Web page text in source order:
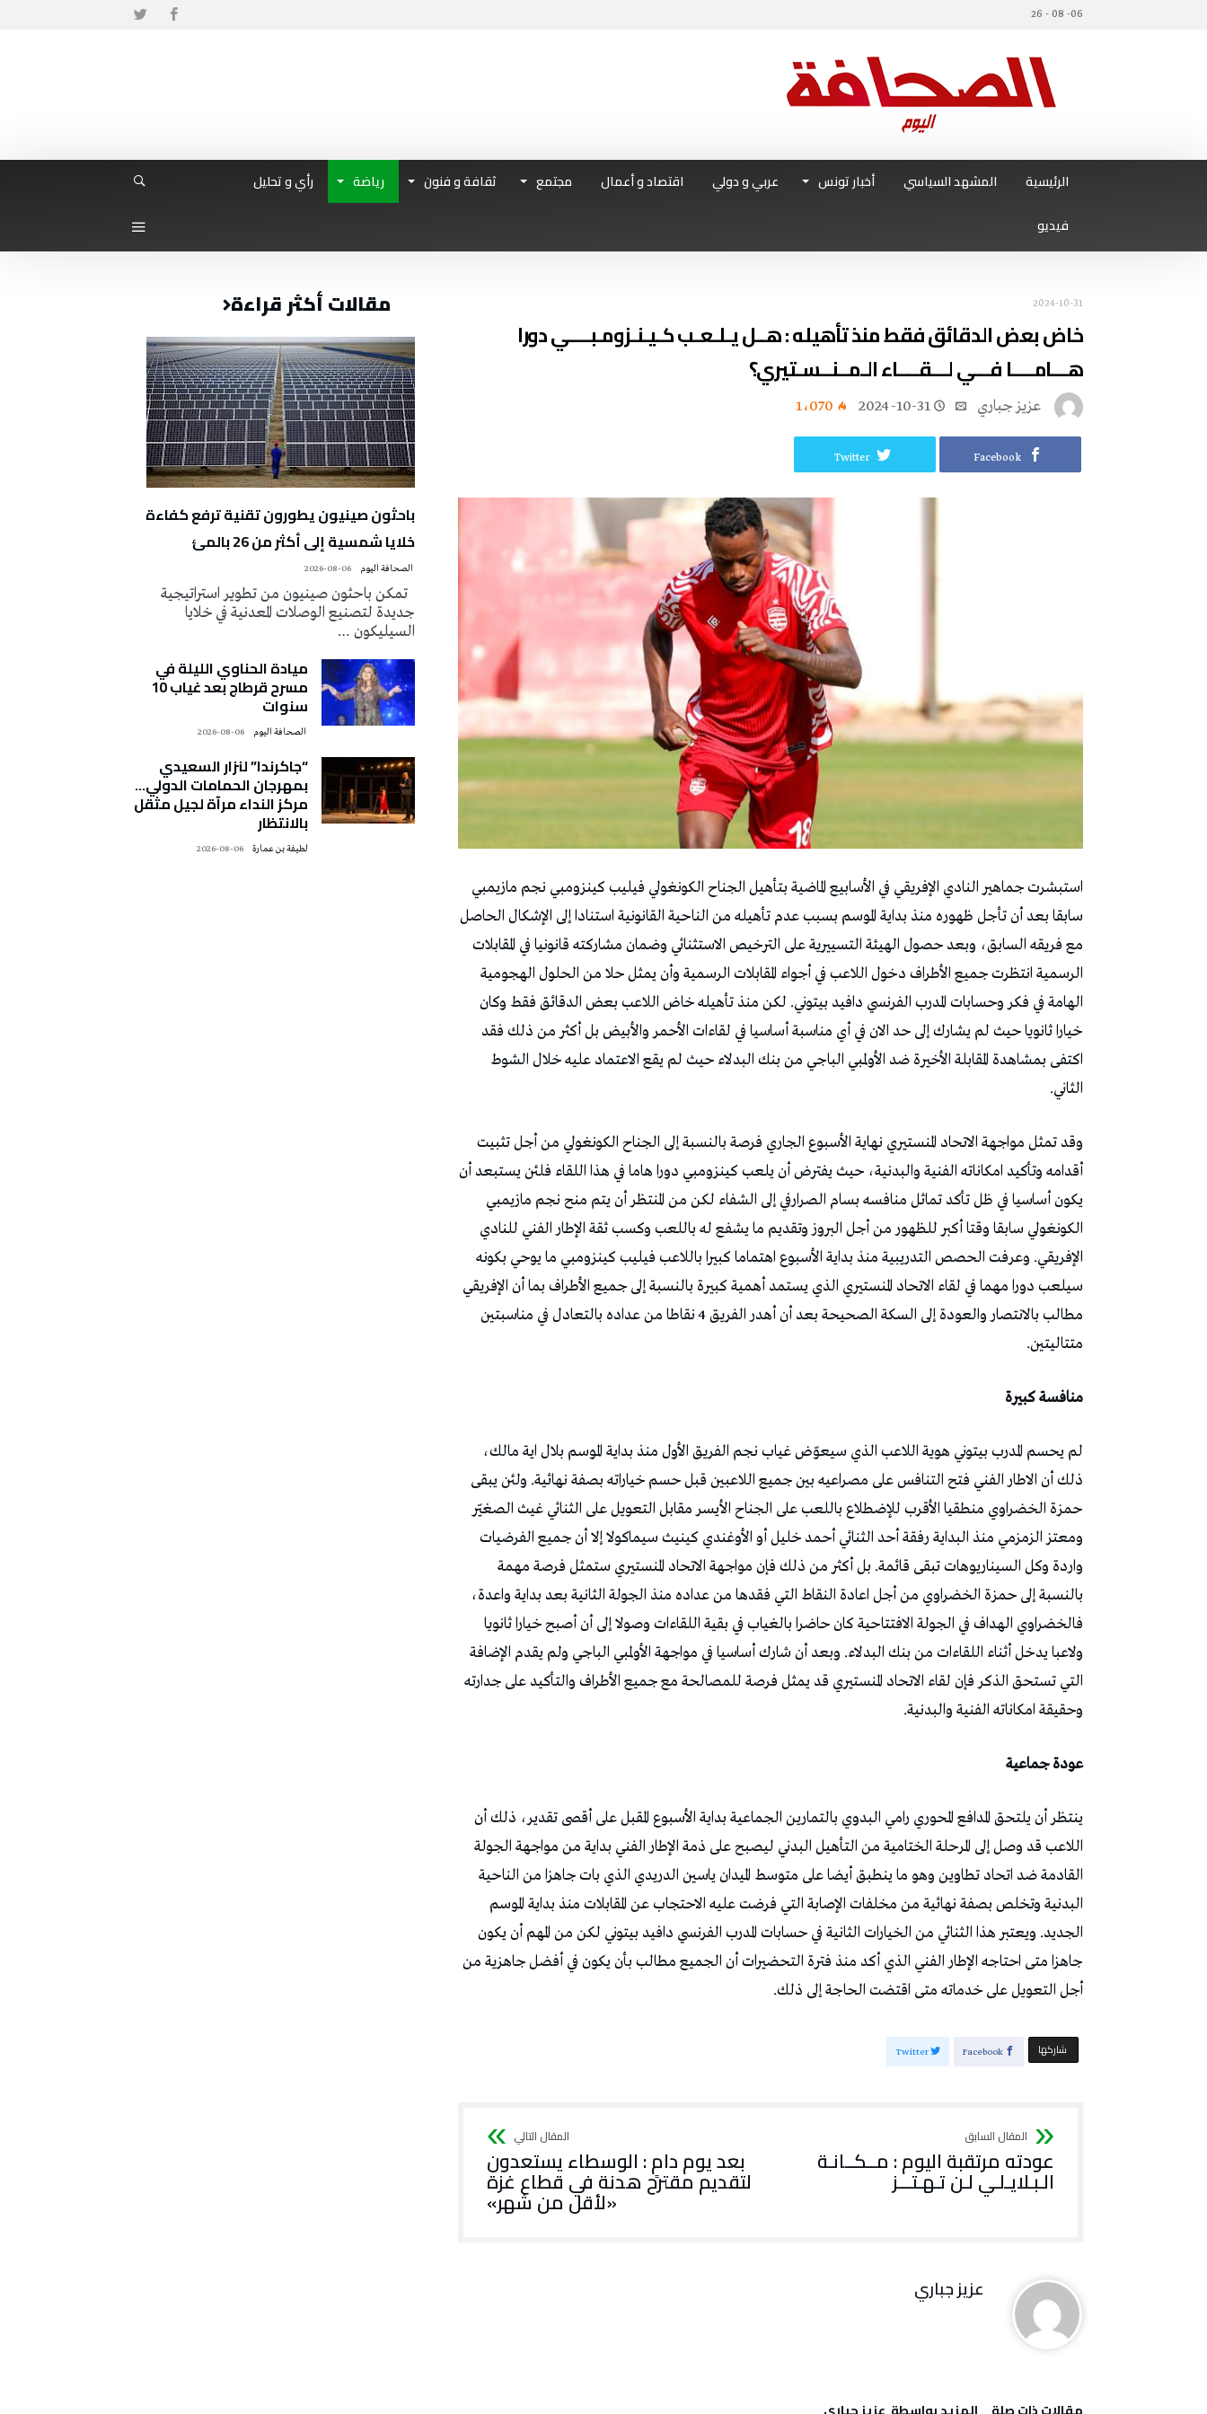
06- 08 - 26
الرئيسية المشهد السياسي أخبار تونس عربي و دولي اقتصاد و أعمال مجتمع ثقافة و فنون رياضة
رأي و تحليل
فيديو
2024-10-31
خاض بعض الدقائق فقط منذ تأهيله : هــل يـلـعـب كـيـنـزومـبــــي دورا
هـــامــــا فـــي لـــقــــاء الـمــنــسـتيري؟
عزيز جباري 2024-10-31 1٬070
Facebook
Twitter
استبشرت جماهير النادي الإفريقي في الأسابيع الماضية بتأهيل الجناح الكونغولي فيليب كينزومبي نجم مازيمبي
سابقا بعد أن تأجل ظهوره منذ بداية الموسم بسبب عدم تأهيله من الناحية القانونية استنادا إلى الإشكال الحاصل
مع فريقه السابق، وبعد حصول الهيئة التسييرية على الترخيص الاستثنائي وضمان مشاركته قانونيا في المقابلات
الرسمية انتظرت جميع الأطراف دخول اللاعب في أجواء المقابلات الرسمية وأن يمثل حلا من الحلول الهجومية
الهامة في فكر وحسابات المدرب الفرنسي دافيد بيتوني. لكن منذ تأهيله خاض اللاعب بعض الدقائق فقط وكان
خيارا ثانويا حيث لم يشارك إلى حد الان في أي مناسبة أساسيا في لقاءات الأحمر والأبيض بل أكثر من ذلك فقد
اكتفى بمشاهدة المقابلة الأخيرة ضد الأولمبي الباجي من بنك البدلاء حيث لم يقع الاعتماد عليه خلال الشوط
الثاني.
وقد تمثل مواجهة الاتحاد المنستيري نهاية الأسبوع الجاري فرصة بالنسبة إلى الجناح الكونغولي من أجل تثبيت
أقدامه وتأكيد امكاناته الفنية والبدنية، حيث يفترض أن يلعب كينزومبي دورا هاما في هذا اللقاء فلئن يستبعد أن
يكون أساسيا في ظل تأكد تماثل منافسه بسام الصرارفي إلى الشفاء لكن من المنتظر أن يتم منح نجم مازيمبي
الكونغولي سابقا وقتا أكبر للظهور من أجل البروز وتقديم ما يشفع له باللعب وكسب ثقة الإطار الفني للنادي
الإفريقي. وعرفت الحصص التدريبية منذ بداية الأسبوع اهتماما كبيرا باللاعب فيليب كينزومبي ما يوحي بكونه
سيلعب دورا مهما في لقاء الاتحاد المنستيري الذي يستمد أهمية كبيرة بالنسبة إلى جميع الأطراف بما أن الإفريقي
مطالب بالانتصار والعودة إلى السكة الصحيحة بعد أن أهدر الفريق 4 نقاطا من عداده بالتعادل في مناسبتين
متتاليتين.
منافسة كبيرة
لم يحسم المدرب بيتوني هوية اللاعب الذي سيعوّض غياب نجم الفريق الأول منذ بداية الموسم بلال اية مالك،
ذلك أن الاطار الفني فتح التنافس على مصراعيه بين جميع اللاعبين قبل حسم خياراته بصفة نهائية. ولئن يبقى
حمزة الخضراوي منطقيا الأقرب للإضطلاع باللعب على الجناح الأيسر مقابل التعويل على الثنائي غيث الصغيّر
ومعتز الزمزمي منذ البداية رفقة أحد الثنائي أحمد خليل أو الأوغندي كينيث سيماكولا إلا أن جميع الفرضيات
واردة وكل السيناريوهات تبقى قائمة. بل أكثر من ذلك فإن مواجهة الاتحاد المنستيري ستمثل فرصة مهمة
بالنسبة إلى حمزة الخضراوي من أجل اعادة النقاط التي فقدها من عداده منذ الجولة الثانية بعد بداية واعدة،
فالخضراوي الهداف في الجولة الافتتاحية كان حاضرا بالغياب في بقية اللقاءات وصولا إلى أن أصبح خيارا ثانويا
ولاعبا يدخل أثناء اللقاءات من بنك البدلاء. وبعد أن شارك أساسيا في مواجهة الأولمبي الباجي ولم يقدم الإضافة
التي تستحق الذكر فإن لقاء الاتحاد المنستيري قد يمثل فرصة للمصالحة مع جميع الأطراف والتأكيد على جدارته
وحقيقة امكاناته الفنية والبدنية.
عودة جماعية
ينتظر أن يلتحق المدافع المحوري رامي البدوي بالتمارين الجماعية بداية الأسبوع المقبل على أقصى تقدير، ذلك أن
اللاعب قد وصل إلى المرحلة الختامية من التأهيل البدني ليصبح على ذمة الإطار الفني بداية من مواجهة الجولة
القادمة ضد اتحاد تطاوين وهو ما ينطبق أيضا على متوسط الميدان ياسين الدريدي الذي بات جاهزا من الناحية
البدنية وتخلص بصفة نهائية من مخلفات الإصابة التي فرضت عليه الاحتجاب عن المقابلات منذ بداية الموسم
الجديد. ويعتبر هذا الثنائي من الخيارات الثانية في حسابات المدرب الفرنسي دافيد بيتوني لكن من المهم أن يكون
جاهزا متى احتاجه الإطار الفني الذي أكد منذ فترة التحضيرات أن الجميع مطالب بأن يكون في أفضل جاهزية من
أجل التعويل على خدماته متى اقتضت الحاجة إلى ذلك.
‫‫ شاركها‬ Facebook
Twitter
عودته مرتقبة اليوم : مــكــانـة
الـبـلايـلـي لـن تـهـتـــز
بعد يوم دامٍ : الوسطاء يستعدون
لتقديم مقترح هدنة في قطاع غزة
«لأقل من شهر»
عزيز جباري
مقالات أكثر قراءة
باحثون صينيون يطورون تقنية ترفع كفاءة
خلايا شمسية إلى أكثر من 26 بالمئ
2026-08-06
تمكن باحثون صينيون من تطوير استراتيجية
جديدة لتصنيع الوصلات المعدنية في خلايا
السيليكون …
ميادة الحناوي الليلة في
مسرح قرطاج بعد غياب 10
سنوات
2026-08-06
“جاكرندا” لنزار السعيدي
بمهرجان الحمامات الدولي…
مركز النداء مرآة لجيل مثقل
بالانتظار
لطيفة بن عمارة 2026-08-06